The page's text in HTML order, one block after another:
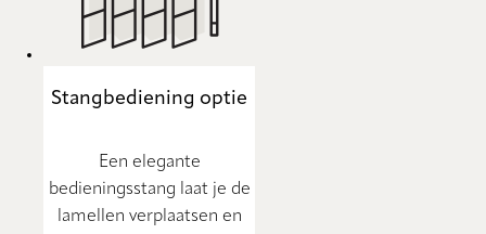
Stangbediening optie
Een elegante
bedieningsstang laat je de
lamellen verplaatsen en